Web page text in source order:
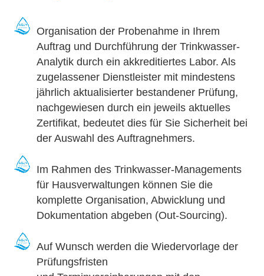
Organisation der Probenahme in Ihrem
Auftrag und Durchführung der Trinkwasser-
Analytik durch ein akkreditiertes Labor. Als
zugelassener Dienstleister mit mindestens
jährlich aktualisierter bestandener Prüfung,
nachgewiesen durch ein jeweils aktuelles
Zertifikat, bedeutet dies für Sie Sicherheit bei
der Auswahl des Auftragnehmers.
Im Rahmen des Trinkwasser-Managements
für Hausverwaltungen können Sie die
komplette Organisation, Abwicklung und
Dokumentation abgeben (Out-Sourcing).
Auf Wunsch werden die Wiedervorlage der
Prüfungsfristen